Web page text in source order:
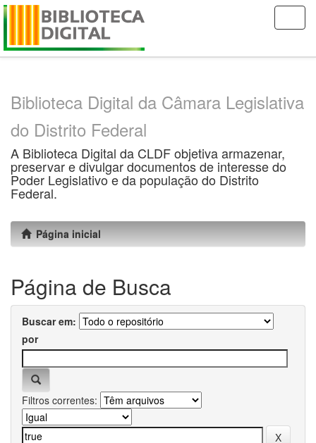
Skip
Biblioteca Digital da Câmara Legislativa
do Distrito Federal
A Biblioteca Digital da CLDF objetiva armazenar,
preservar e divulgar documentos de interesse do
Poder Legislativo e da população do Distrito
Federal.
Página inicial
Página de Busca
Buscar em:
por
Filtros correntes: